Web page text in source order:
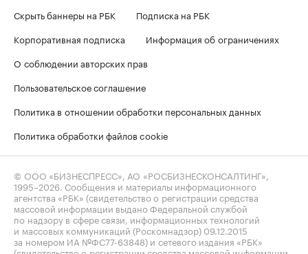
Скрыть баннеры на РБК
Подписка на РБК
Корпоративная подписка
Информация об ограничениях
О соблюдении авторских прав
Пользовательское соглашение
Политика в отношении обработки персональных данных
Политика обработки файлов cookie
© ООО «БИЗНЕСПРЕСС», АО «РОСБИЗНЕСКОНСАЛТИНГ»,
1995–2026 . Сообщения и материалы информационного
агентства «РБК» (свидетельство о регистрации средства
массовой информации выдано Федеральной службой
по надзору в сфере связи, информационных технологий
и массовых коммуникаций (Роскомнадзор) 09.12.2015
за номером ИА №ФС77-63848) и сетевого издания «РБК»